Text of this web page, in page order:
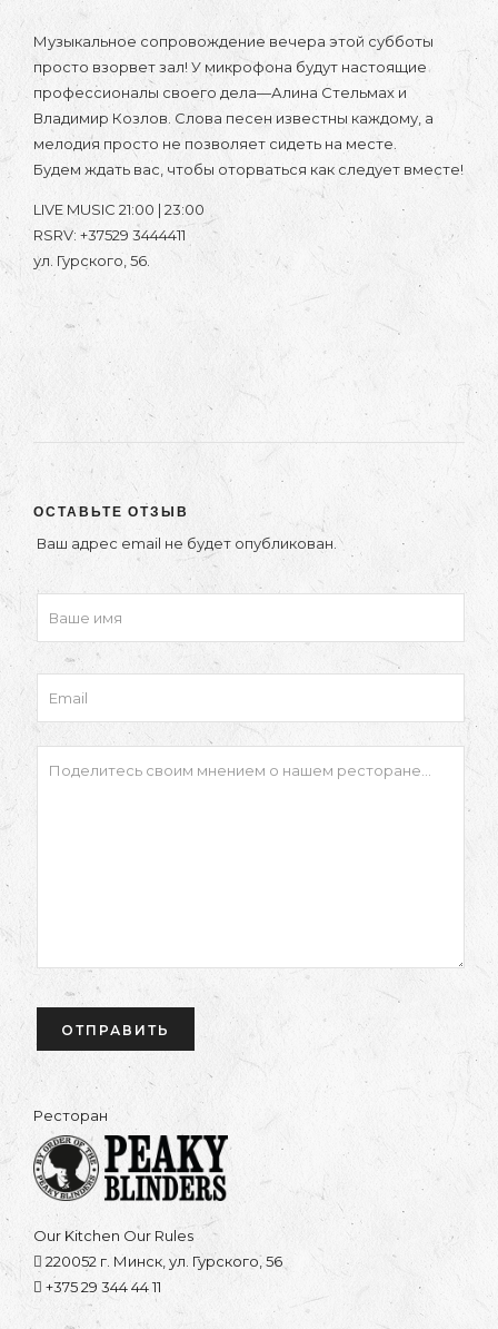
Музыкальное сопровождение вечера этой субботы
просто взорвет зал! У микрофона будут настоящие
профессионалы своего дела—Алина Стельмах и
Владимир Козлов. Слова песен известны каждому, а
мелодия просто не позволяет сидеть на месте.
Будем ждать вас, чтобы оторваться как следует вместе!
LIVE MUSIC 21:00 | 23:00
RSRV: +37529 3444411
ул. Гурского, 56.
ОСТАВЬТЕ ОТЗЫВ
Ваш адрес email не будет опубликован.
Ресторан
Our Kitchen Our Rules
220052 г. Минск, ул. Гурского, 56
+375 29 344 44 11